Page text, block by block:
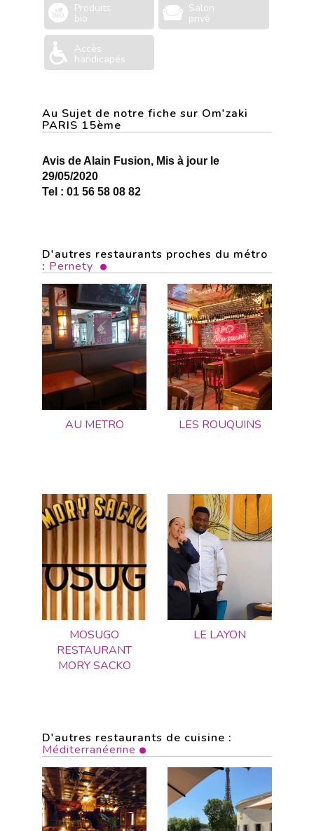
Produits
bio
Salon
privé
Accès
handicapés
Au Sujet de notre fiche sur Om'zaki
PARIS 15ème
Avis de Alain Fusion, Mis à jour le
29/05/2020
Tel : 01 56 58 08 82
D'autres restaurants proches du métro
: Pernety
AU METRO LES ROUQUINS
MOSUGO
RESTAURANT
MORY SACKO
LE LAYON
D'autres restaurants de cuisine :
Méditerranéenne